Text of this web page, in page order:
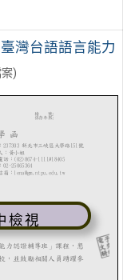
灣台語語言能力
)
檢視